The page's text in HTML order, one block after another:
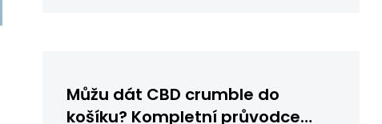
Můžu dát CBD crumble do
košíku? Kompletní průvodce